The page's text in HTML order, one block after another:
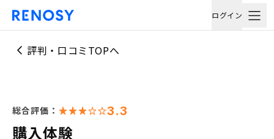
ログイン
評判・口コミTOPへ
総合評価： 3.3
購入体験